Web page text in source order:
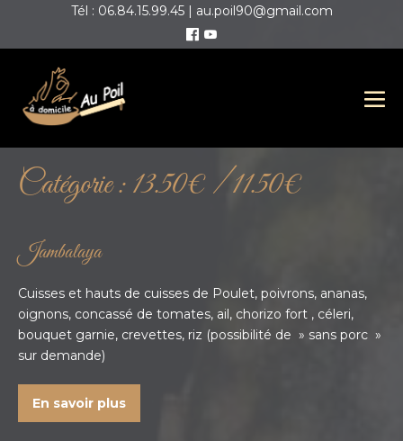
Tél : 06.84.15.99.45 | au.poil90@gmail.com
Catégorie :13.50€ / 11.50€
Jambalaya
Cuisses et hauts de cuisses de Poulet, poivrons, ananas,
oignons, concassé de tomates, ail, chorizo fort , céleri,
bouquet garnie, crevettes, riz (possibilité de » sans porc »
sur demande)
En savoir plus